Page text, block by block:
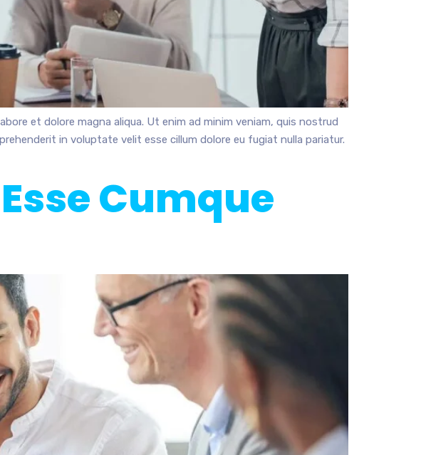
et dolore magna aliqua. Ut enim ad minim veniam, quis nostrud
in voluptate velit esse cillum dolore eu fugiat nulla pariatur.
Cumque